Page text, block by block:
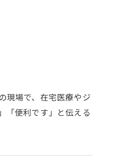
現場で、在宅医療やジ
「便利です」と伝える